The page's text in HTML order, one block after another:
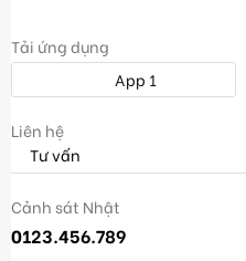
Tải ứng dụng
App 1
Liên hệ
Tư vấn
Cảnh sát Nhật
0123.456.789